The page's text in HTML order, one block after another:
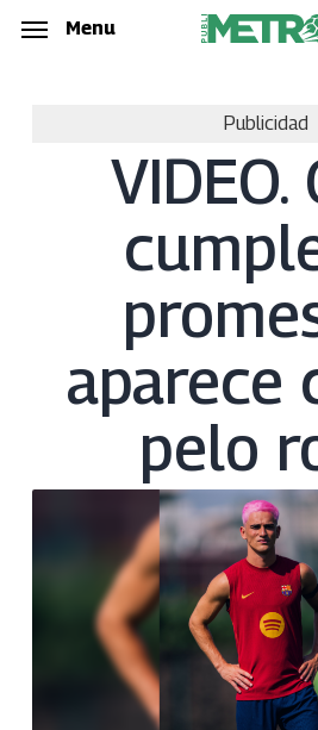
Skip
Menu
Publicidad
VIDEO.
aparece
pelo
Menu